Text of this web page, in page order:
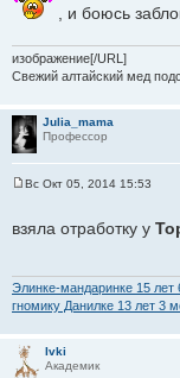
, и боюсь
изображение[/URL]
Свежий алтайский мед
Julia_mama
Профессор
б
н
и
е
Вс Окт 05, 2014 15:53
взяла отработку у
Элинке-мандаринке 15 лет
гномику Данилке 13 лет 3
Ivki
Академик